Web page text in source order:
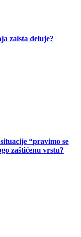
zaista deluje?
“pravimo se
zaštićenu vrstu?